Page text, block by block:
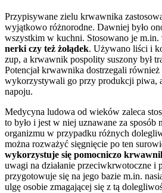
Przypisywane zielu krwawnika
wyjątkowo różnorodne. Dawniej było
wszystkim w kuchni. Stosowano je m.in.
nerki czy też żołądek. Używano liści i
zup, a krwawnik pospolity suszony był
Potencjał krwawnika dostrzegali
wykorzystywali go przy produkcji piwa,
napoju.
Medycyna ludowa od wieków zaleca
to było i jest w niej uznawane za sposób
organizmu w przypadku różnych
można rozważyć sięgnięcie po ten
wykorzystuje się pomocniczo
uwagi na działanie przeciwkrwotoczne i
przygotowuje się na jego bazie m.in.
ulgę osobie zmagającej się z tą